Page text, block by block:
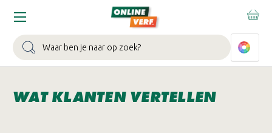
Zoeken
Home Kleurgarantie formulier servicepunten
WAT KLANTEN VERTELLEN